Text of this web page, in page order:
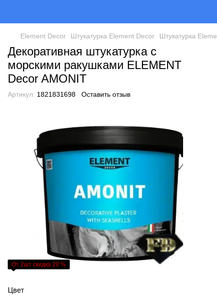
Element Decor Штукатурка Element Decor Штукатурка
Декоративная штукатурка с
морскими ракушками ELEMENT
Decor AMONIT
Артикул: 1821831698 Оставить отзыв
От 2шт скидка 20 %
Цвет